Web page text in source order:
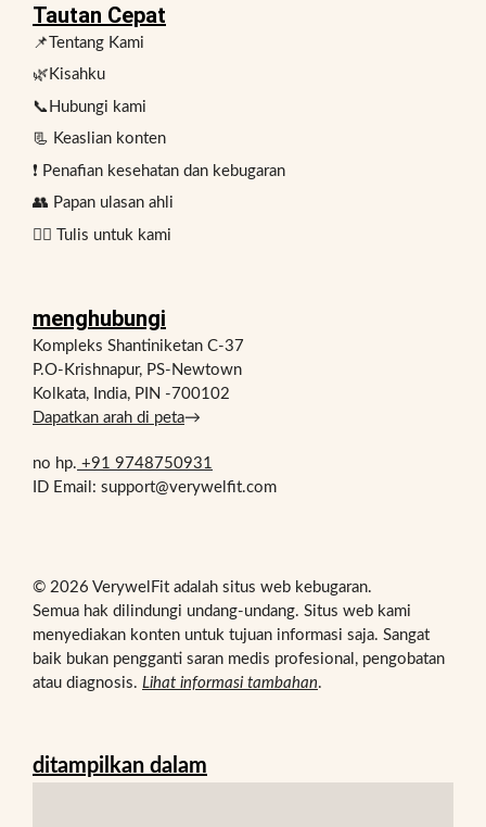
Tautan Cepat
📌Tentang Kami
🌿Kisahku
📞Hubungi kami
📃 Keaslian konten
❗ Penafian kesehatan dan kebugaran
👥 Papan ulasan ahli
✍🏻 Tulis untuk kami
menghubungi
Kompleks Shantiniketan C-37
P.O-Krishnapur, PS-Newtown
Kolkata, India, PIN -700102
Dapatkan arah di peta→
no hp. +91 9748750931
ID Email: support@verywelfit.com
© 2026 VerywelFit adalah situs web kebugaran.
Semua hak dilindungi undang-undang. Situs web kami
menyediakan konten untuk tujuan informasi saja. Sangat
baik bukan pengganti saran medis profesional, pengobatan
atau diagnosis. Lihat informasi tambahan.
ditampilkan dalam